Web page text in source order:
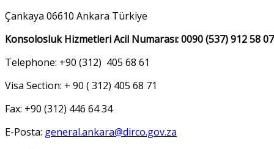
Çankaya 06610 Ankara Türkiye
Konsolosluk Hizmetleri Acil Numarası: 0090 (537) 912 58 07
Telephone: +90 (312) 405 68 61
Visa Section: + 90 ( 312) 405 68 71
Fax: +90 (312) 446 64 34
E-Posta: general.ankara@dirco.gov.za